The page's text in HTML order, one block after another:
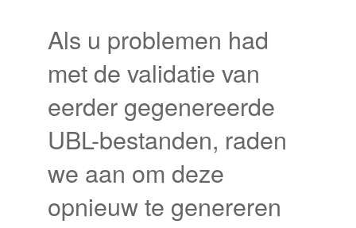
Als u problemen had
met de validatie van
eerder gegenereerde
UBL-bestanden, raden
we aan om deze
opnieuw te genereren